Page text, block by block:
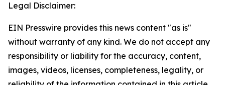
Legal Disclaimer:
EIN Presswire provides this news content "as is"
without warranty of any kind. We do not accept any
responsibility or liability for the accuracy, content,
images, videos, licenses, completeness, legality, or